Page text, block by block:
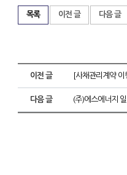
목록 이전 글 다음 글
이전 글 [사채관리계약
다음 글 (주)에스에너지